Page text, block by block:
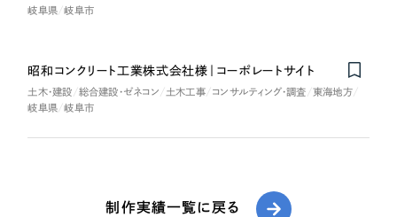
岐阜県
岐阜市
昭和コンクリート工業株式会社様｜コーポレートサイト
土木・建設 総合建設・ゼネコン 土木工事 コンサルティング・調査
東海地方
岐阜県
岐阜市
制作実績一覧に戻る